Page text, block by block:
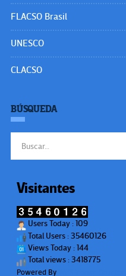
FLACSO Brasil
UNESCO
CLACSO
BÚSQUEDA
Visitantes
Users Today : 109
Total Users : 35460126
Views Today : 144
Total views : 3418775
Powered By